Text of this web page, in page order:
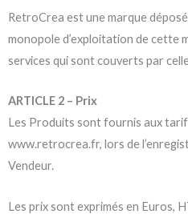
RetroCrea est une marque
monopole d’exploitation de cette
services qui sont couverts par
ARTICLE 2 – Prix
Les Produits sont fournis aux
www.retrocrea.fr, lors de
Vendeur.
Les prix sont exprimés en Euros,